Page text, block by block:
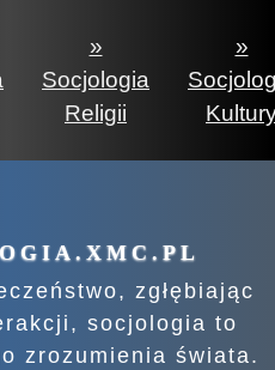
»
Socjologia
Religii
»
zgłębiając
socjologia to
zrozumienia świata.